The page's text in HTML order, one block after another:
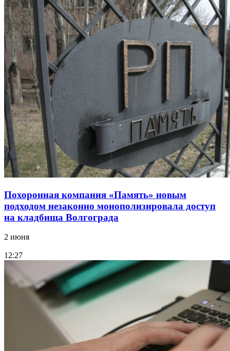
Похоронная компания «Память» новым
подходом незаконно монополизировала доступ
на кладбища Волгограда
2 июня
12:27